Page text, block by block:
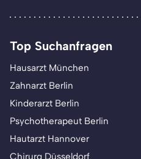
Top Suchanfragen
Hausarzt München
Zahnarzt Berlin
Kinderarzt Berlin
Psychotherapeut Berlin
Hautarzt Hannover
Chirurg Düsseldorf